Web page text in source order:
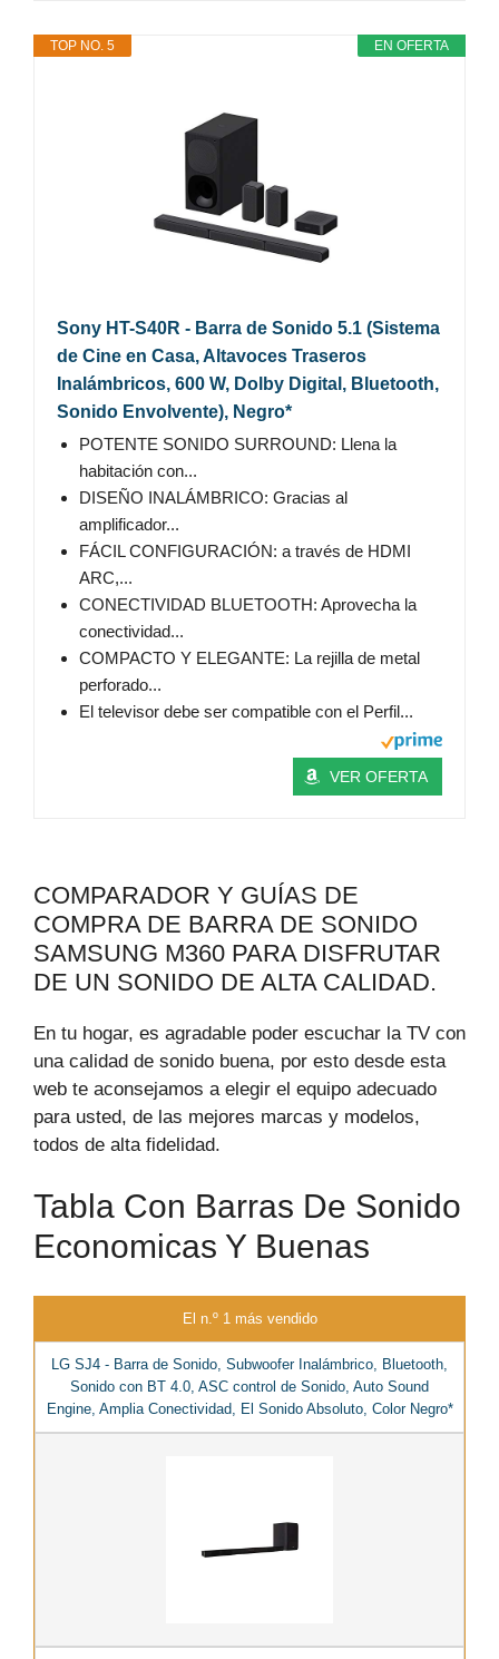
EN OFERTA
TOP NO. 5
Sony HT-S40R - Barra de Sonido 5.1 (Sistema
de Cine en Casa, Altavoces Traseros
Inalámbricos, 600 W, Dolby Digital, Bluetooth,
Sonido Envolvente), Negro*
POTENTE SONIDO SURROUND: Llena la
habitación con...
DISEÑO INALÁMBRICO: Gracias al
amplificador...
FÁCIL CONFIGURACIÓN: a través de HDMI
ARC,...
CONECTIVIDAD BLUETOOTH: Aprovecha la
conectividad...
COMPACTO Y ELEGANTE: La rejilla de metal
perforado...
El televisor debe ser compatible con el Perfil...
VER OFERTA
COMPARADOR Y GUÍAS DE
COMPRA DE BARRA DE SONIDO
SAMSUNG M360 PARA DISFRUTAR
DE UN SONIDO DE ALTA CALIDAD.
En tu hogar, es agradable poder escuchar la TV con
una calidad de sonido buena, por esto desde esta
web te aconsejamos a elegir el equipo adecuado
para usted, de las mejores marcas y modelos,
todos de alta fidelidad.
Tabla Con Barras De Sonido
Economicas Y Buenas
El n.º 1 más vendido
LG SJ4 - Barra de Sonido, Subwoofer Inalámbrico, Bluetooth,
Sonido con BT 4.0, ASC control de Sonido, Auto Sound
Engine, Amplia Conectividad, El Sonido Absoluto, Color Negro*